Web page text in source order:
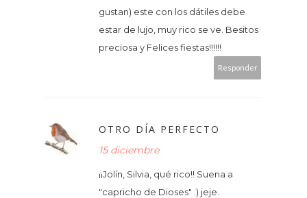
gustan) este con los dátiles debe
estar de lujo, muy rico se ve. Besitos
preciosa y Felices fiestas!!!!!!
Responder
OTRO DÍA PERFECTO
15 diciembre
¡¡Jolín, Silvia, qué rico!! Suena a
"capricho de Dioses" :) jeje.